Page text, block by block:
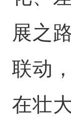
展之
联动
在壮